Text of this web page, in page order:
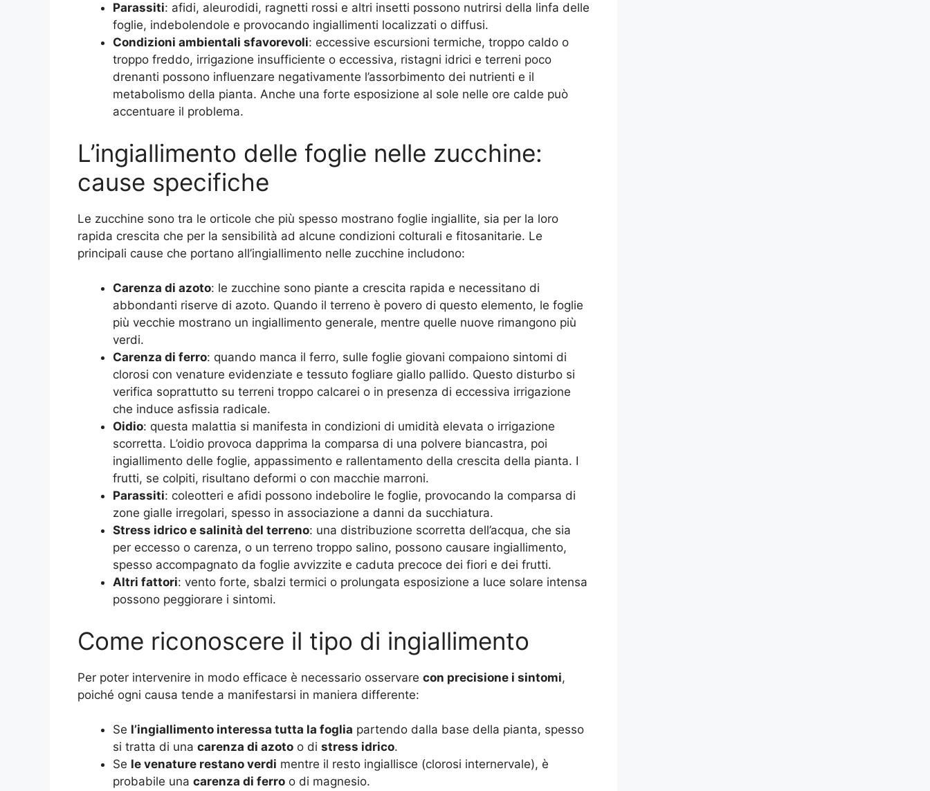
Parassiti: afidi, aleurodidi, ragnetti rossi e altri insetti possono nutrirsi della linfa delle
foglie, indebolendole e provocando ingiallimenti localizzati o diffusi.
Condizioni ambientali sfavorevoli: eccessive escursioni termiche, troppo caldo o
troppo freddo, irrigazione insufficiente o eccessiva, ristagni idrici e terreni poco
drenanti possono influenzare negativamente l’assorbimento dei nutrienti e il
metabolismo della pianta. Anche una forte esposizione al sole nelle ore calde può
accentuare il problema.
L’ingiallimento delle foglie nelle zucchine:
cause specifiche
Le zucchine sono tra le orticole che più spesso mostrano foglie ingiallite, sia per la loro
rapida crescita che per la sensibilità ad alcune condizioni colturali e fitosanitarie. Le
principali cause che portano all’ingiallimento nelle zucchine includono:
Carenza di azoto: le zucchine sono piante a crescita rapida e necessitano di
abbondanti riserve di azoto. Quando il terreno è povero di questo elemento, le foglie
più vecchie mostrano un ingiallimento generale, mentre quelle nuove rimangono più
verdi.
Carenza di ferro: quando manca il ferro, sulle foglie giovani compaiono sintomi di
clorosi con venature evidenziate e tessuto fogliare giallo pallido. Questo disturbo si
verifica soprattutto su terreni troppo calcarei o in presenza di eccessiva irrigazione
che induce asfissia radicale.
Oidio: questa malattia si manifesta in condizioni di umidità elevata o irrigazione
scorretta. L’oidio provoca dapprima la comparsa di una polvere biancastra, poi
ingiallimento delle foglie, appassimento e rallentamento della crescita della pianta. I
frutti, se colpiti, risultano deformi o con macchie marroni.
Parassiti: coleotteri e afidi possono indebolire le foglie, provocando la comparsa di
zone gialle irregolari, spesso in associazione a danni da succhiatura.
Stress idrico e salinità del terreno: una distribuzione scorretta dell’acqua, che sia
per eccesso o carenza, o un terreno troppo salino, possono causare ingiallimento,
spesso accompagnato da foglie avvizzite e caduta precoce dei fiori e dei frutti.
Altri fattori: vento forte, sbalzi termici o prolungata esposizione a luce solare intensa
possono peggiorare i sintomi.
Come riconoscere il tipo di ingiallimento
Per poter intervenire in modo efficace è necessario osservare con precisione i sintomi,
poiché ogni causa tende a manifestarsi in maniera differente:
Se l’ingiallimento interessa tutta la foglia partendo dalla base della pianta, spesso
si tratta di una carenza di azoto o di stress idrico.
Se le venature restano verdi mentre il resto ingiallisce (clorosi internervale), è
probabile una carenza di ferro o di magnesio.